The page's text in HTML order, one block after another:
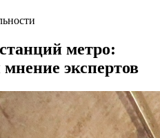
метро:
экспертов